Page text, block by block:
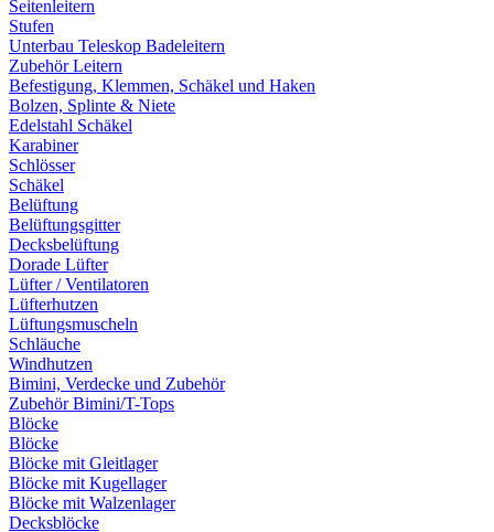
Seitenleitern
Stufen
Unterbau Teleskop Badeleitern
Zubehör Leitern
Befestigung, Klemmen, Schäkel und Haken
Bolzen, Splinte & Niete
Edelstahl Schäkel
Karabiner
Schlösser
Schäkel
Belüftung
Belüftungsgitter
Decksbelüftung
Dorade Lüfter
Lüfter / Ventilatoren
Lüfterhutzen
Lüftungsmuscheln
Schläuche
Windhutzen
Bimini, Verdecke und Zubehör
Zubehör Bimini/T-Tops
Blöcke
Blöcke
Blöcke mit Gleitlager
Blöcke mit Kugellager
Blöcke mit Walzenlager
Decksblöcke